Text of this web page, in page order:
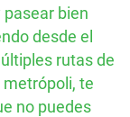
bien
desde el
rutas de
metrópoli, te
no puedes